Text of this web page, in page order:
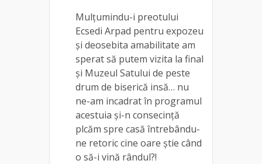
Mulțumindu-i preotului
Ecsedi Arpad pentru expozeu
și deosebita amabilitate am
sperat să putem vizita la final
și Muzeul Satului de peste
drum de biserică insă… nu
ne-am incadrat în programul
acestuia și-n consecință
plcăm spre casă întrebându-
ne retoric cine oare știe când
o să-i vină rândul?!